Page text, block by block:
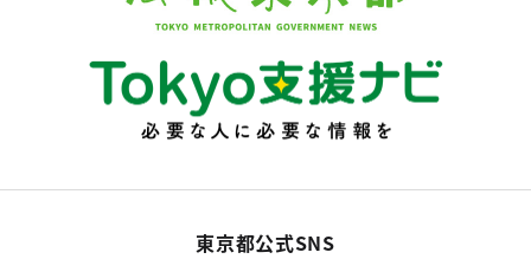
東京都公式SNS